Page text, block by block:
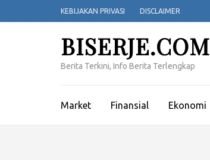
ke
KEBIJAKAN PRIVASI DISCLAIMER
BISERJE.COM
Berita Terkini, Info Berita Terlengkap
Market Finansial Ekonomi